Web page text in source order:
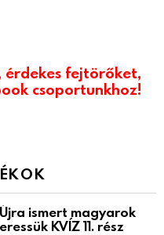
érdekes fejtörőket,
csoportunkhoz!
ismert magyarok
KVÍZ 11. rész